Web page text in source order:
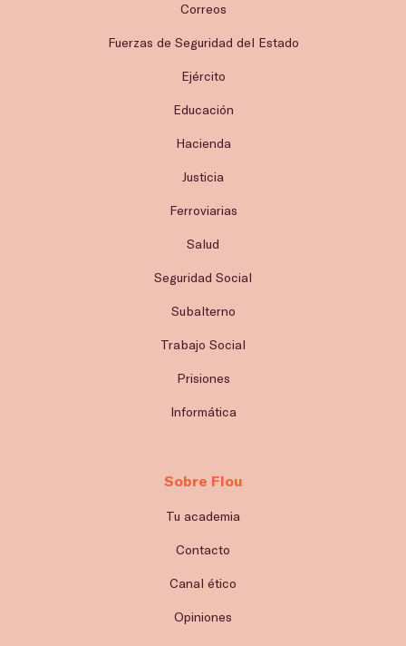
Correos
Fuerzas de Seguridad del Estado
Ejército
Educación
Hacienda
Justicia
Ferroviarias
Salud
Seguridad Social
Subalterno
Trabajo Social
Prisiones
Informática
Sobre Flou
Tu academia
Contacto
Canal ético
Opiniones